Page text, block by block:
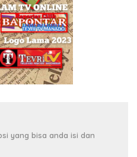
yang bisa anda isi dan